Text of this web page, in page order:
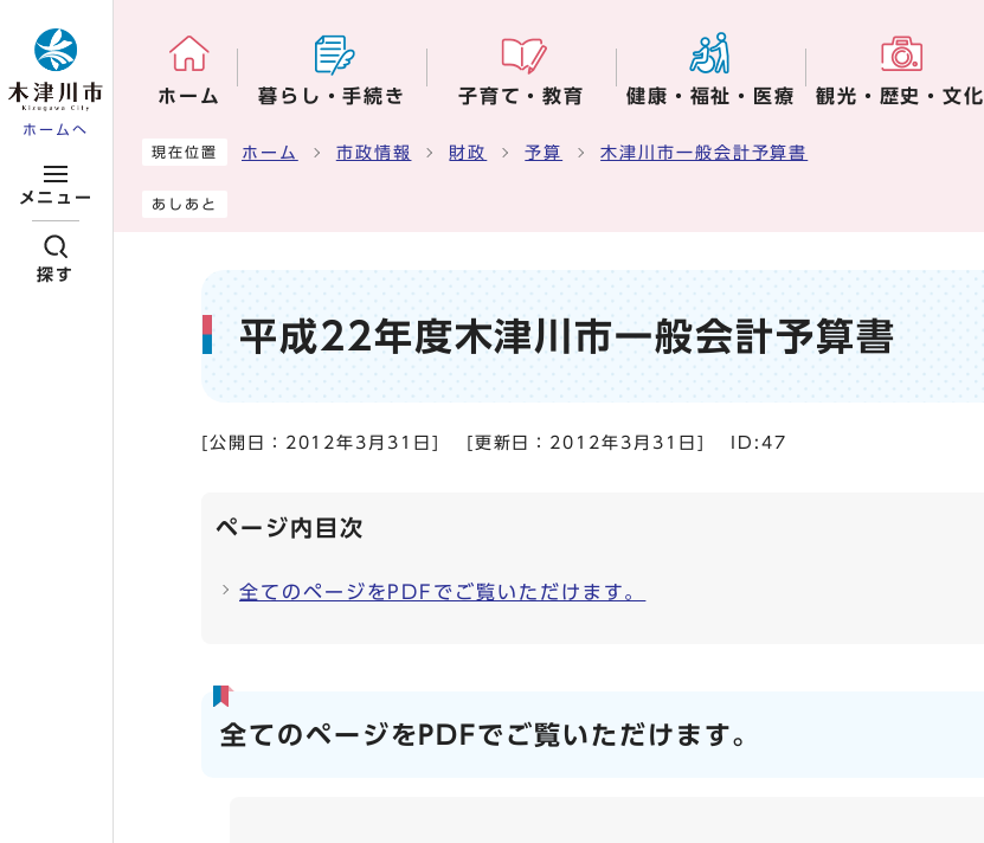
ホームへ
メニュー
探す
ホーム 暮らし・手続き 子育て・教育 健康・福祉・医療 観光・歴史・文化
ここから本文です
現在位置 ホーム 市政情報 財政 予算 木津川市一般会計予算書
あしあと
平成22年度木津川市一般会計予算書
[公開日： 2012年3月31日 [更新日： 2012年3月31日 ID:47
ページ内目次
全てのページをPDFでご覧いただけます。
全てのページをPDFでご覧いただけます。